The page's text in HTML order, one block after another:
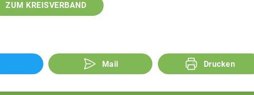
ZUM KREISVERBAND
Mail Drucken